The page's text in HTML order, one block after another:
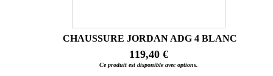
CHAUSSURE JORDAN ADG 4 BLANC
119,40 €
Ce produit est disponible avec options.